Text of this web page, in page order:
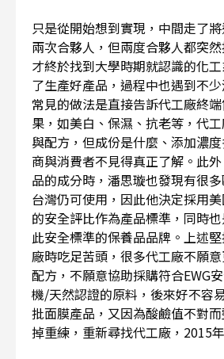
只是從開始想到實現，中間走了
兩次合夥人，但兩度合夥人都突
才終於找到大學時期就認識的化
了生產好產品，過程中也遇到不
常見的做法是直接告訴代工廠終
果，如美白、保濕、抗老等，代
與配方，但成份是什麼、添加濃
商與消費者不見得真正了解。此
品的成分時，潘思璇也發現有很
台灣仍可使用，因此他決定採用
的安全評比作為產品標準，同時
此安全標準的保養品品牌。上述
廠時吃足苦頭，很多代工廠不願
配方，不願意協助採購符合EWG
機/天然認證的原料，後來好不容
批面膜產品，又因為酸鹼值不對
掉重練，重新尋找代工廠，2015